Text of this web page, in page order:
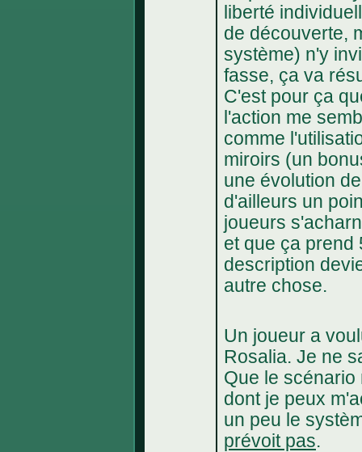
liberté
de découverte,
système) n'y
fasse, ça va
C'est pour ça
l'action me
comme
miroirs (un
une évolution
d'ailleurs un
joueurs
et que ça prend
description
autre chose.
Un joueur a
Rosalia. Je ne
Que le
dont je peux
un peu le
prévoit pas.